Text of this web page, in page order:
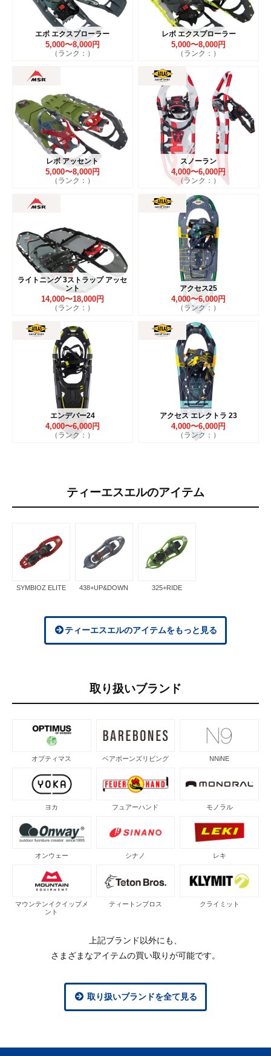
エボ エクスプローラー
5,000〜8,000円
（ランク：）
レボ エクスプローラー
5,000〜8,000円
（ランク：）
レボ アッセント
5,000〜8,000円
（ランク：）
スノーラン
4,000〜6,000円
（ランク：）
ライトニング 3ストラップ アッセ
ント
14,000〜18,000円
（ランク：）
アクセス25
4,000〜6,000円
（ランク：）
エンデバー24
4,000〜6,000円
（ランク：）
アクセス エレクトラ 23
4,000〜6,000円
（ランク：）
ティーエスエルのアイテム
SYMBIOZ ELITE 438+UP&DOWN 325+RIDE
ティーエスエルのアイテムをもっと見る
取り扱いブランド
オプティマス ベアボーンズリビング NNiNE
ヨカ フュアーハンド モノラル
オンウェー シナノ レキ
マウンテンイクイップメ
ント
ティートンブロス クライミット
上記ブランド以外にも、
さまざまなアイテムの買い取りが可能です。
取り扱いブランドを全て見る